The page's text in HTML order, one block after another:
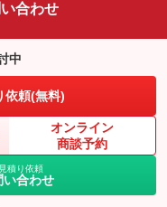
合わせ
中
依頼(無料)
オンライン
商談予約
積り依頼
い合わせ